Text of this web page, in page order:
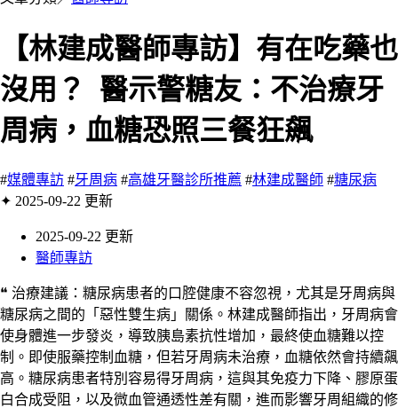
【林建成醫師專訪】有在吃藥也
沒用？ 醫示警糖友：不治療牙
周病，血糖恐照三餐狂飆
#媒體專訪 #牙周病 #高雄牙醫診所推薦 #林建成醫師 #糖尿病
✦ 2025-09-22 更新
2025-09-22 更新
醫師專訪
❝ 治療建議：糖尿病患者的口腔健康不容忽視，尤其是牙周病與
糖尿病之間的「惡性雙生病」關係。林建成醫師指出，牙周病會
使身體進一步發炎，導致胰島素抗性增加，最終使血糖難以控
制。即使服藥控制血糖，但若牙周病未治療，血糖依然會持續飆
高。糖尿病患者特別容易得牙周病，這與其免疫力下降、膠原蛋
白合成受阻，以及微血管通透性差有關，進而影響牙周組織的修